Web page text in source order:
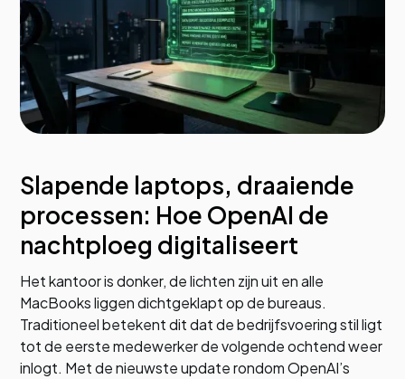
Slapende laptops, draaiende
processen: Hoe OpenAI de
nachtploeg digitaliseert
Het kantoor is donker, de lichten zijn uit en alle
MacBooks liggen dichtgeklapt op de bureaus.
Traditioneel betekent dit dat de bedrijfsvoering stil ligt
tot de eerste medewerker de volgende ochtend weer
inlogt. Met de nieuwste update rondom OpenAI’s